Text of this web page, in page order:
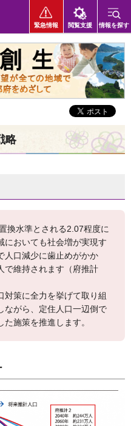
緊急情報 閲覧支援 情報を探す
の地域で実現できる京都府を
略
換水準とされる2.07程度に
においても社会増が実現す
人口減少に歯止めがかか
で維持されます（府推計
対策に全力を挙げて取り組
ながら、定住人口一辺倒で
施策を推進します。